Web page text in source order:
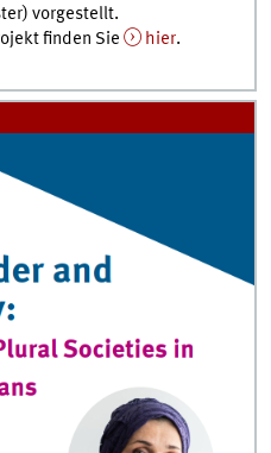
vorgestellt.
finden Sie
hier.